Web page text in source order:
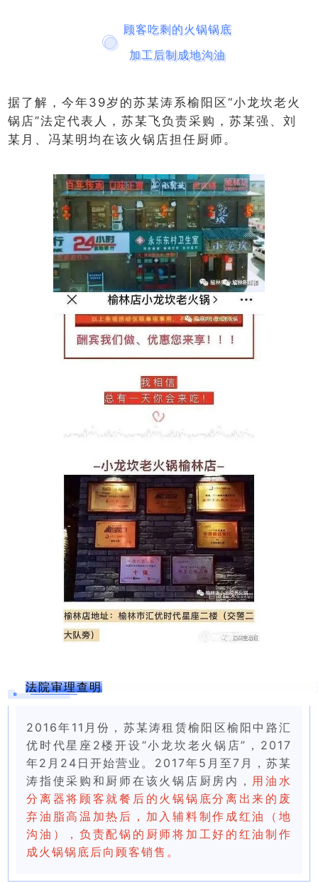
顾客吃剩的火锅锅底
加工后制成地沟油
据了解，今年39岁的苏某涛系榆阳区“小龙坎老火
锅店”法定代表人，苏某飞负责采购，苏某强、刘
某月、冯某明均在该火锅店担任厨师。
法院审理查明
2016年11月份，苏某涛租赁榆阳区榆阳中路汇
优时代星座2楼开设“小龙坎老火锅店”，2017
年2月24日开始营业。2017年5月至7月，苏某
涛指使采购和厨师在该火锅店厨房内， 用油水
分离器将顾客就餐后的火锅锅底分离出来的废
弃油脂高温加热后，加入辅料制作成红油（地
沟油），负责配锅的厨师将加工好的红油制作
成火锅锅底后向顾客销售。